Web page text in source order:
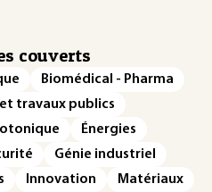
couverts
Biomédical - Pharma
travaux publics
Énergies
Génie industriel
Innovation
Matériaux